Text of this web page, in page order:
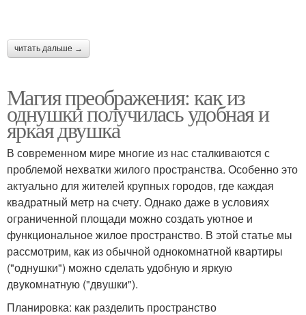
читать дальше →
Магия преображения: как из
однушки получилась удобная и
яркая двушка
В современном мире многие из нас сталкиваются с
проблемой нехватки жилого пространства. Особенно это
актуально для жителей крупных городов, где каждая
квадратный метр на счету. Однако даже в условиях
ограниченной площади можно создать уютное и
функциональное жилое пространство. В этой статье мы
рассмотрим, как из обычной однокомнатной квартиры
("однушки") можно сделать удобную и яркую
двукомнатную ("двушки").
Планировка: как разделить пространство